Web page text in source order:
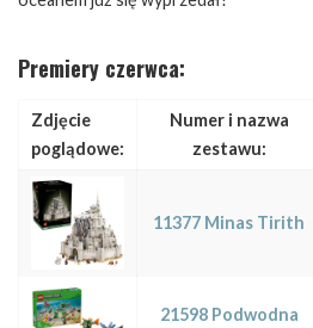
Premiery czerwca:
Zdjęcie
poglądowe:
Numer i nazwa
zestawu:
11377 Minas Tirith
21598 Podwodna